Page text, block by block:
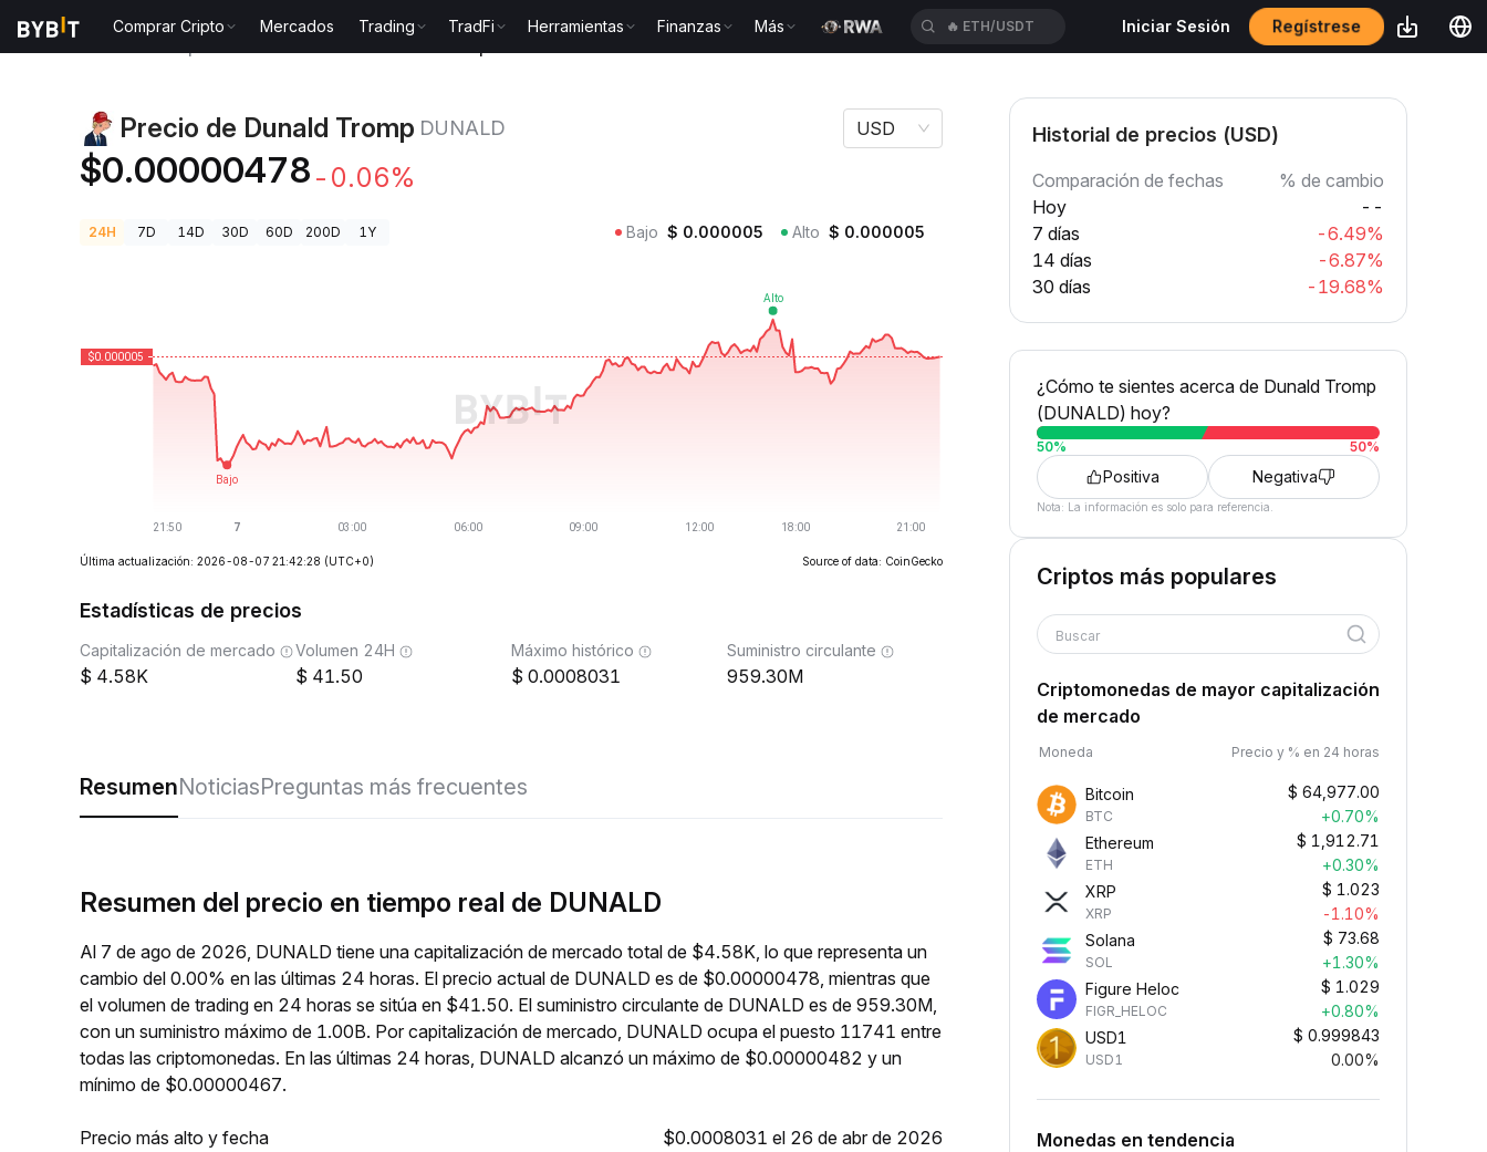
Comprar Cripto Mercados Trading TradFi Herramientas Finanzas Más 🔥 ETH/USDT Iniciar Sesión Regístrese
Precio de Dunald Tromp DUNALD
$0.00000478 -0.06%
USD
24H 7D 14D 30D 60D 200D 1Y Bajo $ 0.000005 Alto $ 0.000005
Última actualización: 2026-08-07 21:42:28 (UTC+0) Source of data: CoinGecko
Estadísticas de precios
Capitalización de mercado
4.58K
Volumen 24H
41.50
Máximo histórico
0.0008031
Suministro circulante
959.30M
ResumenNoticiasPreguntas más frecuentes
Resumen del precio en tiempo real de DUNALD
Al 7 de ago de 2026, DUNALD tiene una capitalización de mercado total de $4.58K, lo que representa un
cambio del 0.00% en las últimas 24 horas. El precio actual de DUNALD es de $0.00000478, mientras que
el volumen de trading en 24 horas se sitúa en $41.50. El suministro circulante de DUNALD es de 959.30M,
con un suministro máximo de 1.00B. Por capitalización de mercado, DUNALD ocupa el puesto 11741 entre
todas las criptomonedas. En las últimas 24 horas, DUNALD alcanzó un máximo de $0.00000482 y un
mínimo de $0.00000467.
Precio más alto y fecha
$0.0008031 el 26 de abr de 2026
Historial de precios (USD)
Comparación de fechas
% de cambio
Hoy
--
7 días
-6.49%
14 días
-6.87%
30 días
-19.68%
¿Cómo te sientes acerca de Dunald Tromp
(DUNALD) hoy?
50% 50%
Positiva Negativa
Nota: La información es solo para referencia.
Criptos más populares
Buscar
Criptomonedas de mayor capitalización
de mercado
Moneda Precio y % en 24 horas
Bitcoin
BTC
$ 64,977.00
+0.70%
Ethereum
ETH
$ 1,912.71
+0.30%
XRP
XRP
$ 1.023
-1.10%
Solana
SOL
$ 73.68
+1.30%
Figure Heloc
FIGR_HELOC
$ 1.029
+0.80%
USD1
USD1
$ 0.999843
0.00%
Monedas en tendencia